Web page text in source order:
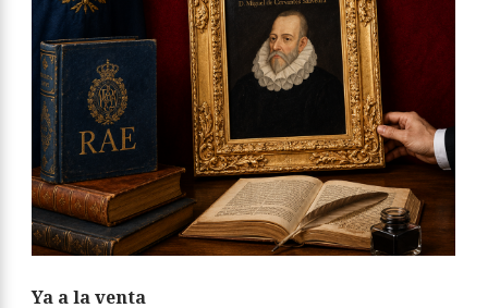
Ya a la venta